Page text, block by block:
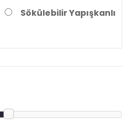
Sökülebilir Yapışkanlı